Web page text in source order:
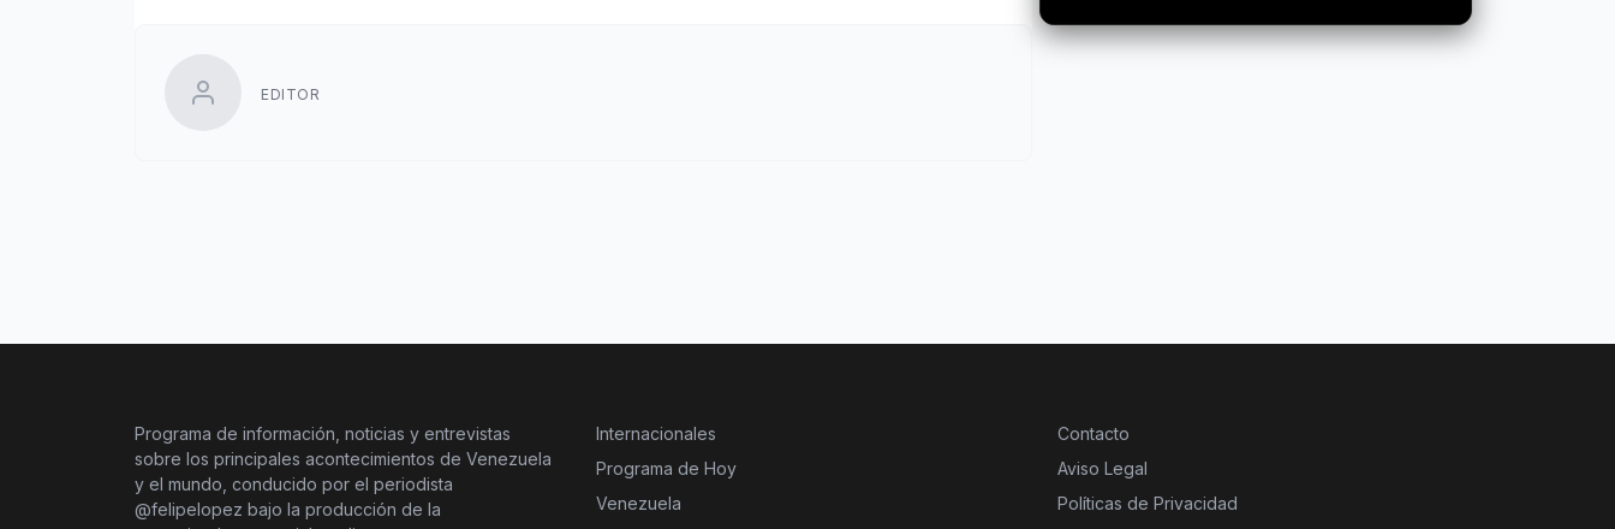
EDITOR
Programa de información, noticias y entrevistas
sobre los principales acontecimientos de Venezuela
y el mundo, conducido por el periodista
@felipelopez bajo la producción de la
Internacionales
Programa de Hoy
Venezuela
Contacto
Aviso Legal
Políticas de Privacidad